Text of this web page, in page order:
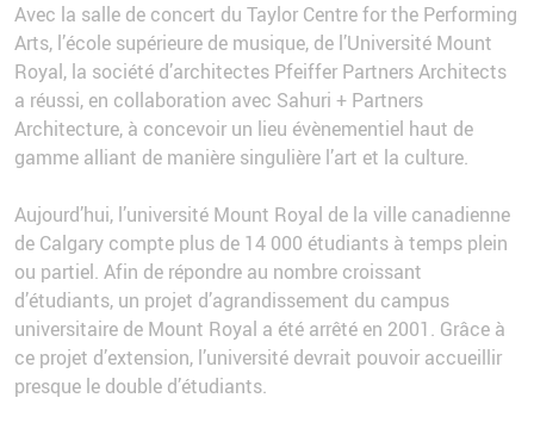
Avec la salle de concert du Taylor Centre for the Performing
Arts, l’école supérieure de musique, de l’Université Mount
Royal, la société d’architectes Pfeiffer Partners Architects
a réussi, en collaboration avec Sahuri + Partners
Architecture, à concevoir un lieu évènementiel haut de
gamme alliant de manière singulière l’art et la culture.
Aujourd’hui, l’université Mount Royal de la ville canadienne
de Calgary compte plus de 14 000 étudiants à temps plein
ou partiel. Afin de répondre au nombre croissant
d’étudiants, un projet d’agrandissement du campus
universitaire de Mount Royal a été arrêté en 2001. Grâce à
ce projet d’extension, l’université devrait pouvoir accueillir
presque le double d’étudiants.